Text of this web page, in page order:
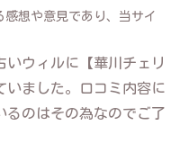
想や意見であり、当サイ
ウィルに【華川チェリ
いました。口コミ内容に
るのはその為なのでご了